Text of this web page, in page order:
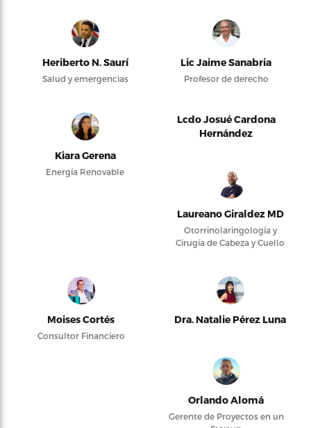
Heriberto N. Saurí
Salud y emergencias
Lic Jaime Sanabria
Profesor de derecho
Kiara Gerena
Energía Renovable
Lcdo Josué Cardona
Hernández
Laureano Giraldez MD
Otorrinolaringología y
Cirugía de Cabeza y Cuello
Moises Cortés
Consultor Financiero
Dra. Natalie Pérez Luna
Orlando Alomá
Gerente de Proyectos en un